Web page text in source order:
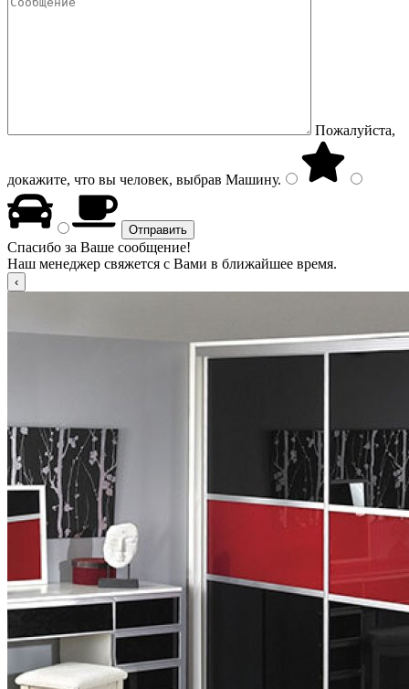
Пожалуйста,
докажите, что вы человек, выбрав Машину.
Спасибо за Ваше сообщение!
Наш менеджер свяжется с Вами в ближайшее время.